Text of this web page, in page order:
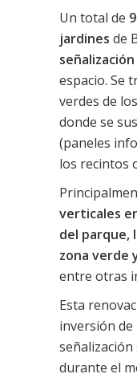
Un total de
jardines de
espacio. Se
verdes de
donde se
(paneles
los recintos
verticales
del parque,
zona verde
entre otras
Esta
inversión de
durante el